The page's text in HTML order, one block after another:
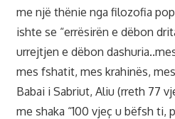
me një thënie nga filozofia
ishte se “errësirën e dëbon
urrejtjen e dëbon
mes fshatit, mes krahinës,
Babai i Sabriut, Aliu (rreth 77
me shaka “100 vjeç u bëfsh ti,